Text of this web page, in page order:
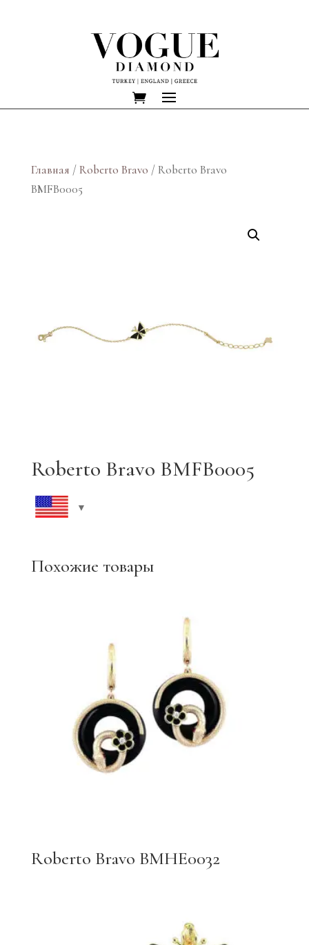
Главная /Roberto Bravo / Roberto Bravo
BMFB0005
Roberto Bravo BMFB0005
Похожие товары
Roberto Bravo BMHE0032